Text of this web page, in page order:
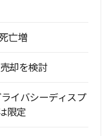
亡増
却を検討
イバシーディスプ
限定